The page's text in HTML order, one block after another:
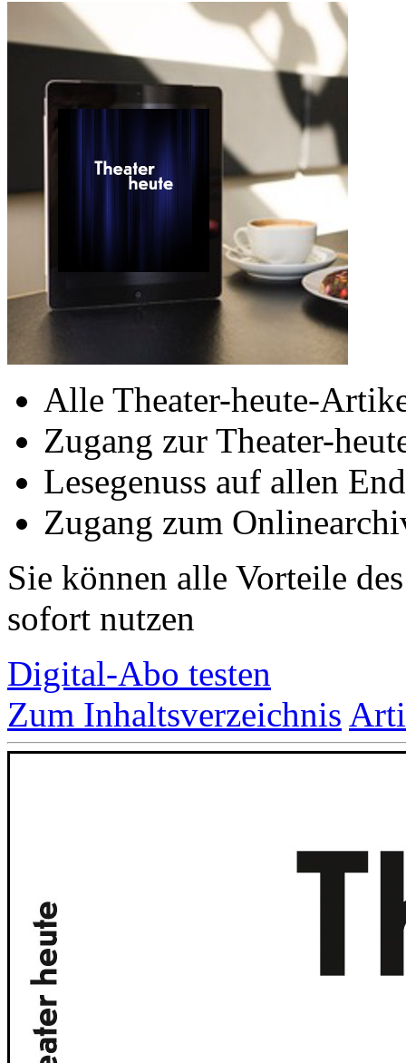
Alle Theater-heute-
Zugang zur Theater-
Lesegenuss auf allen
Zugang zum
Sie können alle Vorteile
sofort nutzen
Digital-Abo testen
Zum Inhaltsverzeichnis